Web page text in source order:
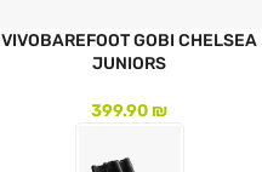
VIVOBAREFOOT GOBI CHELSEA
JUNIORS
399.90₪